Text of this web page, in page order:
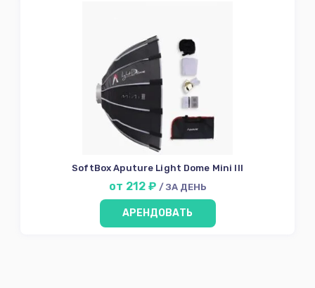
SoftBox Aputure Light Dome Mini III
от 212 ₽ / ЗА ДЕНЬ
АРЕНДОВАТЬ